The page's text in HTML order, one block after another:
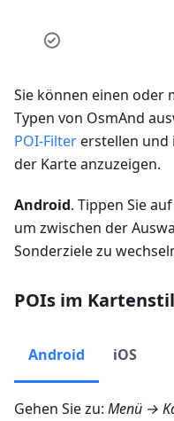
Sie können einen oder
Typen von OsmAnd
POI-Filtererstellen und
der Karte anzuzeigen.
Android. Tippen Sie
um zwischen der
Sonderziele zu
POIs im Kartenstil
Android iOS
Gehen Sie zu: Menü →